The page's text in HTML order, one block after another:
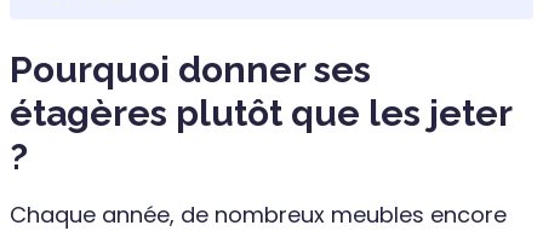
Pourquoi donner ses
étagères plutôt que les jeter
?
Chaque année, de nombreux meubles encore